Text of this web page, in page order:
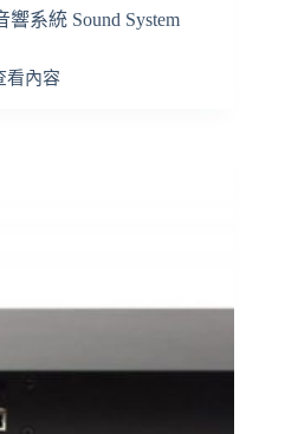
響系統 Sound System
看內容